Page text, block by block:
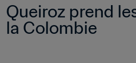
Queiroz prend
la Colombie